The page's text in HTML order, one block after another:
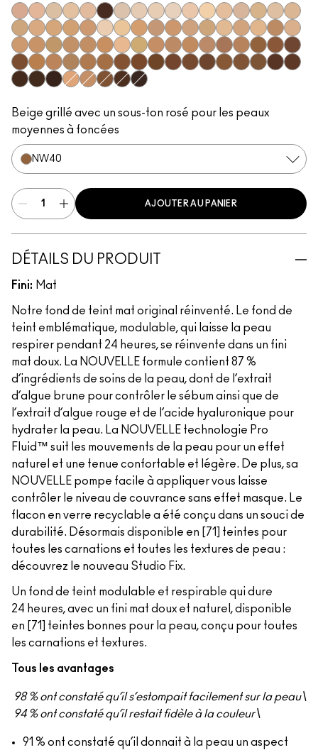
N12N11NC5N10N18NW63
NC10NW5NW10NC12N4 NC13NW13N4.5NC15N4.75NC16
NC17NC18NW15NC20NW18C4C40NC25NW20
NW22NC27NC30
N5 N6 C3.5NW25
N6.5
NC35NC37NC38NC40NC41NC42C4.5C45NC43.5
NC44NC44.5
NW30
NW33NW35NW40NW43
NW44
NW45
C8NC45NC45.5
NC46NC47NC50NW46NW47
Beige grillé avec un sous-ton rosé pour les peaux
moyennes à foncées
NW40
AJOUTER AU PANIER
DÉTAILS DU PRODUIT
Fini: Mat
Notre fond de teint mat original réinventé. Le fond de
teint emblématique, modulable, qui laisse la peau
respirer pendant 24 heures, se réinvente dans un fini
mat doux. La NOUVELLE formule contient 87 %
d’ingrédients de soins de la peau, dont de l’extrait
d’algue brune pour contrôler le sébum ainsi que de
l’extrait d’algue rouge et de l’acide hyaluronique pour
hydrater la peau. La NOUVELLE technologie Pro
Fluid™ suit les mouvements de la peau pour un effet
naturel et une tenue confortable et légère. De plus, sa
NOUVELLE pompe facile à appliquer vous laisse
contrôler le niveau de couvrance sans effet masque. Le
flacon en verre recyclable a été conçu dans un souci de
durabilité. Désormais disponible en [71] teintes pour
toutes les carnations et toutes les textures de peau :
découvrez le nouveau Studio Fix.
Un fond de teint modulable et respirable qui dure
24 heures, avec un fini mat doux et naturel, disponible
en [71] teintes bonnes pour la peau, conçu pour toutes
les carnations et textures.
Tous les avantages
98 % ont constaté qu’il s’estompait facilement sur la peau\
94 % ont constaté qu’il restait fidèle à la couleur\
91 % ont constaté qu’il donnait à la peau un aspect